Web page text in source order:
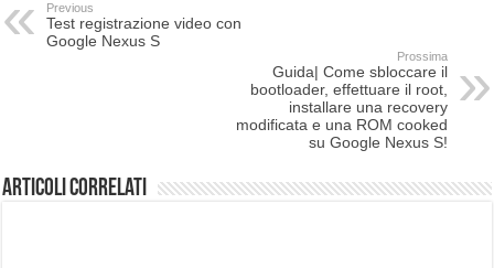
Previous
Test registrazione video con
Google Nexus S
Prossima
Guida| Come sbloccare il
bootloader, effettuare il root,
installare una recovery
modificata e una ROM cooked
su Google Nexus S!
Articoli correlati